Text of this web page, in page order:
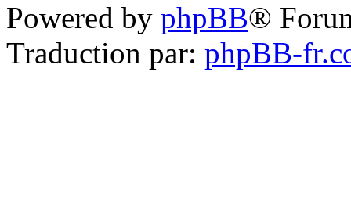
Powered by phpBB®
Traduction par: phpBB-